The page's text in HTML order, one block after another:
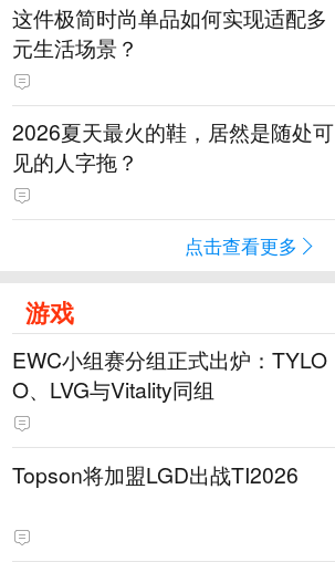
这件极简时尚单品如何实现适配多
元生活场景？
2026夏天最火的鞋，居然是随处可
见的人字拖？
点击查看更多
游戏
EWC小组赛分组正式出炉：TYLO
O、LVG与Vitality同组
Topson将加盟LGD出战TI2026